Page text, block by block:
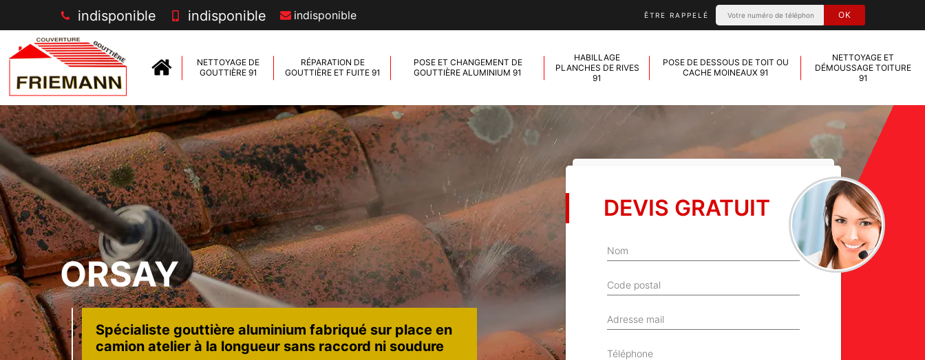
indisponible indisponible indisponible ÊTRE RAPPELÉ
NETTOYAGE DE
GOUTTIÈRE 91
RÉPARATION DE
GOUTTIÈRE ET FUITE 91
POSE ET CHANGEMENT DE
GOUTTIÈRE ALUMINIUM 91
HABILLAGE
PLANCHES DE RIVES
91
POSE DE DESSOUS DE TOIT OU
CACHE MOINEAUX 91
NETTOYAGE ET
DÉMOUSSAGE TOITURE
91
ORSAY
Spécialiste gouttière aluminium fabriqué sur place en
camion atelier à la longueur sans raccord ni soudure
DEVIS GRATUIT
Nom
Code postal
Adresse mail
Téléphone